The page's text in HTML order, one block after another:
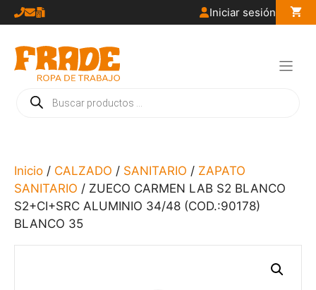
Saltar
al
contenido
Iniciar sesión
Búsqueda
de
Inicio / CALZADO / SANITARIO / ZAPATO
SANITARIO / ZUECO CARMEN LAB S2 BLANCO
S2+CI+SRC ALUMINIO 34/48 (COD.:90178)
BLANCO 35